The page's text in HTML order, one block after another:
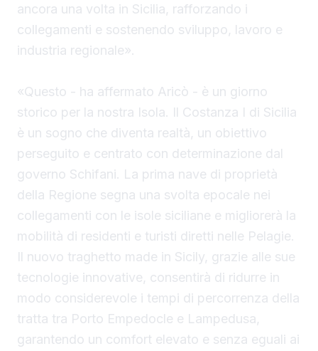
ancora una volta in Sicilia, rafforzando i
collegamenti e sostenendo sviluppo, lavoro e
industria regionale».
«Questo - ha affermato Aricò - è un giorno
storico per la nostra Isola. Il Costanza I di Sicilia
è un sogno che diventa realtà, un obiettivo
perseguito e centrato con determinazione dal
governo Schifani. La prima nave di proprietà
della Regione segna una svolta epocale nei
collegamenti con le isole siciliane e migliorerà la
mobilità di residenti e turisti diretti nelle Pelagie.
Il nuovo traghetto made in Sicily, grazie alle sue
tecnologie innovative, consentirà di ridurre in
modo considerevole i tempi di percorrenza della
tratta tra Porto Empedocle e Lampedusa,
garantendo un comfort elevato e senza eguali ai